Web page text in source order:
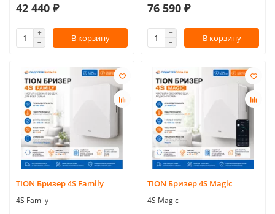
42 440 ₽
В корзину
76 590 ₽
В корзину
TION Бризер 4S Family
4S Family
TION Бризер 4S Magic
4S Magic